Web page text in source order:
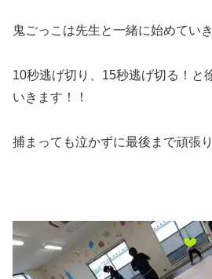
鬼ごっこは先生と一緒に始めてい
10秒逃げ切り、15秒逃げ切る！と
いきます！！
捕まっても泣かずに最後まで頑張